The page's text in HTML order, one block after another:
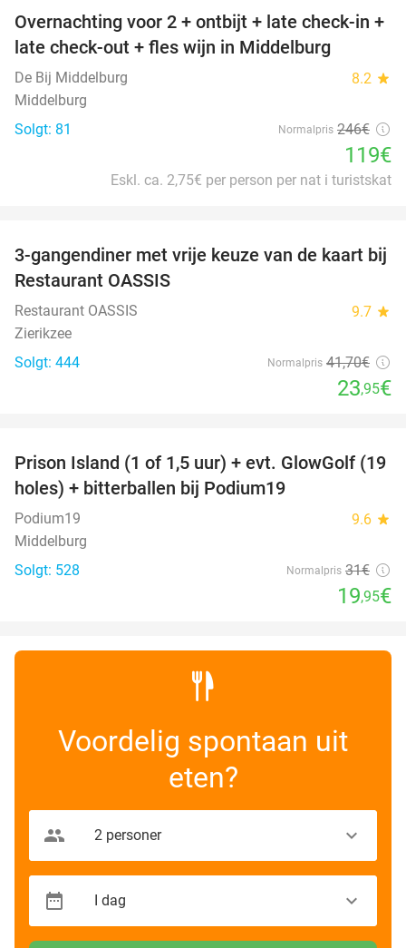
52%
Overnachting voor 2 + ontbijt + late check-in +
late check-out + fles wijn in Middelburg
De Bij Middelburg 8.2 star
Middelburg
Solgt: 81
Normalpris 246€
119€
Eskl. ca. 2,75€ per person per nat i turistskat
43%
3-gangendiner met vrije keuze van de kaart bij
Restaurant OASSIS
Restaurant OASSIS 9.7 star
Zierikzee
Solgt: 444
Normalpris 41,70€
23,95€
36%
Prison Island (1 of 1,5 uur) + evt. GlowGolf (19
holes) + bitterballen bij Podium19
Podium19 9.6 star
Middelburg
Solgt: 528
Normalpris 31€
19,95€
Voordelig spontaan uit
eten?